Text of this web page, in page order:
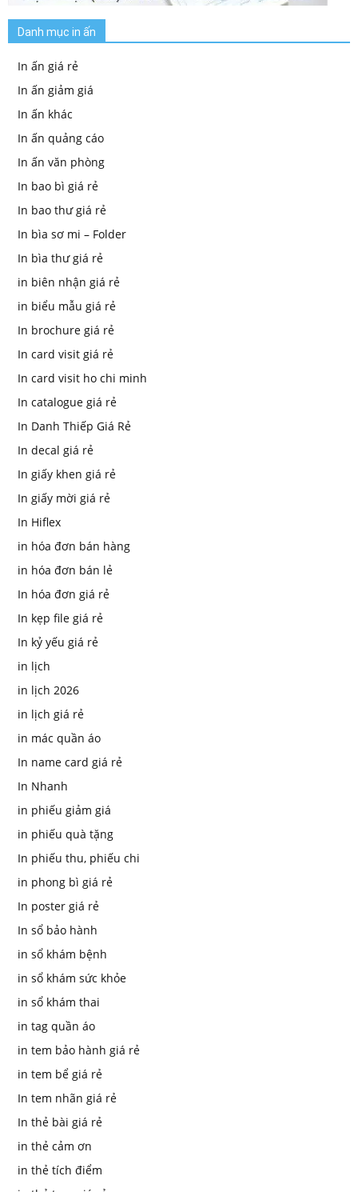
Danh mục in ấn
In ấn giá rẻ
In ấn giảm giá
In ấn khác
In ấn quảng cáo
In ấn văn phòng
In bao bì giá rẻ
In bao thư giá rẻ
In bìa sơ mi – Folder
In bìa thư giá rẻ
in biên nhận giá rẻ
in biểu mẫu giá rẻ
In brochure giá rẻ
In card visit giá rẻ
In card visit ho chi minh
In catalogue giá rẻ
In Danh Thiếp Giá Rẻ
In decal giá rẻ
In giấy khen giá rẻ
In giấy mời giá rẻ
In Hiflex
in hóa đơn bán hàng
in hóa đơn bán lẻ
In hóa đơn giá rẻ
In kẹp file giá rẻ
In kỷ yếu giá rẻ
in lịch
in lịch 2026
in lịch giá rẻ
in mác quần áo
In name card giá rẻ
In Nhanh
in phiếu giảm giá
in phiếu quà tặng
In phiếu thu, phiếu chi
in phong bì giá rẻ
In poster giá rẻ
In sổ bảo hành
in sổ khám bệnh
in sổ khám sức khỏe
in sổ khám thai
in tag quần áo
in tem bảo hành giá rẻ
in tem bể giá rẻ
In tem nhãn giá rẻ
In thẻ bài giá rẻ
in thẻ cảm ơn
in thẻ tích điểm